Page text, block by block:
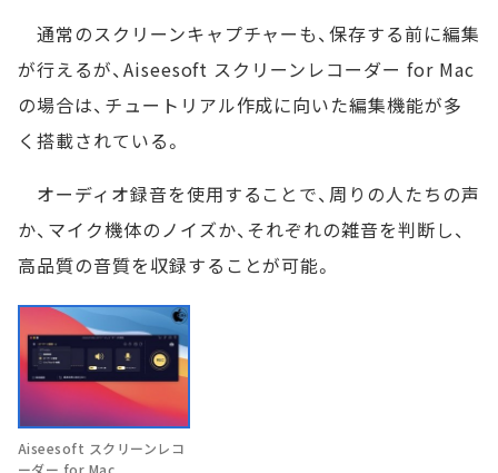
通常のスクリーンキャプチャーも、保存する前に編集
が行えるが、Aiseesoft スクリーンレコーダー for Mac
の場合は、チュートリアル作成に向いた編集機能が多
く搭載されている。
オーディオ録音を使用することで、周りの人たちの声
か、マイク機体のノイズか、それぞれの雑音を判断し、
高品質の音質を収録することが可能。
Aiseesoft スクリーンレコ
ーダー for Mac